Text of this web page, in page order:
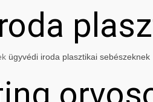
ügyvédi iroda plasztikai sebészeknek